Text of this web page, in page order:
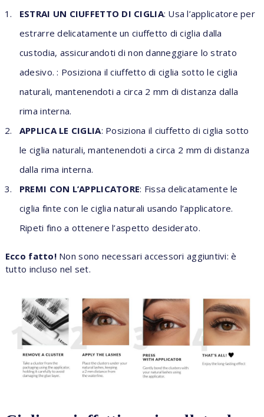
ESTRAI UN CIUFFETTO DI CIGLIA: Usa l’applicatore per
estrarre delicatamente un ciuffetto di ciglia dalla
custodia, assicurandoti di non danneggiare lo strato
adesivo. : Posiziona il ciuffetto di ciglia sotto le ciglia
naturali, mantenendoti a circa 2 mm di distanza dalla
rima interna.
APPLICA LE CIGLIA: Posiziona il ciuffetto di ciglia sotto
le ciglia naturali, mantenendoti a circa 2 mm di distanza
dalla rima interna.
PREMI CON L’APPLICATORE: Fissa delicatamente le
ciglia finte con le ciglia naturali usando l’applicatore.
Ripeti fino a ottenere l’aspetto desiderato.
Ecco fatto! Non sono necessari accessori aggiuntivi: è
tutto incluso nel set.